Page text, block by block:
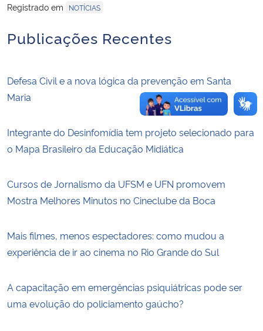
Planalto
Registrado em
NOTÍCIAS
Publicações Recentes
Defesa Civil e a nova lógica da prevenção em Santa
Maria
Integrante do Desinfomídia tem projeto selecionado para
o Mapa Brasileiro da Educação Midiática
Cursos de Jornalismo da UFSM e UFN promovem
Mostra Melhores Minutos no Cineclube da Boca
Mais filmes, menos espectadores: como mudou a
experiência de ir ao cinema no Rio Grande do Sul
A capacitação em emergências psiquiátricas pode ser
uma evolução do policiamento gaúcho?